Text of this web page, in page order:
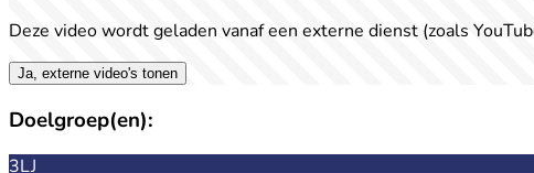
Deze video wordt geladen vanaf een externe dienst (zoals
Ja, externe video's tonen
Doelgroep(en):
3LJ